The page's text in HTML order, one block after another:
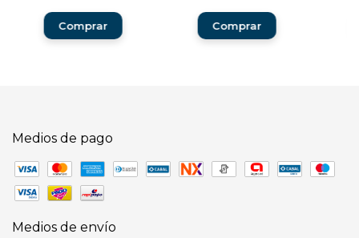
Medios de pago
Medios de envío